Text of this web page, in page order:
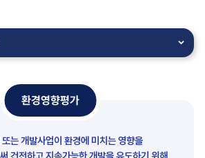
환경영향평가
는 개발사업이 환경에 미치는 영향을
건전하고 지속가능한 개발을 유도하기 위해